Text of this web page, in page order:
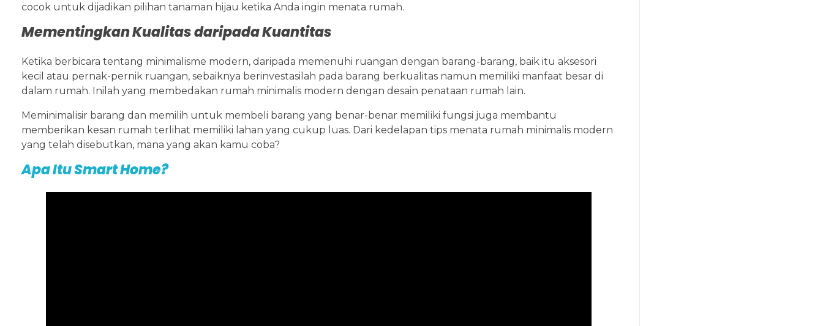
cocok untuk dijadikan pilihan tanaman hijau ketika Anda ingin menata rumah.
Mementingkan Kualitas daripada Kuantitas
Ketika berbicara tentang minimalisme modern, daripada memenuhi ruangan dengan barang-barang, baik itu aksesori
kecil atau pernak-pernik ruangan, sebaiknya berinvestasilah pada barang berkualitas namun memiliki manfaat besar di
dalam rumah. Inilah yang membedakan rumah minimalis modern dengan desain penataan rumah lain.
Meminimalisir barang dan memilih untuk membeli barang yang benar-benar memiliki fungsi juga membantu
memberikan kesan rumah terlihat memiliki lahan yang cukup luas. Dari kedelapan tips menata rumah minimalis modern
yang telah disebutkan, mana yang akan kamu coba?
Apa Itu Smart Home?